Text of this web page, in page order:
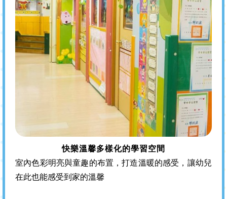
快樂溫馨多樣化的學習空間
室內色彩明亮與童趣的布置，打造溫暖的感受，讓幼兒
在此也能感受到家的溫馨